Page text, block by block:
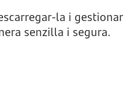
la i gestionar
senzilla i segura.